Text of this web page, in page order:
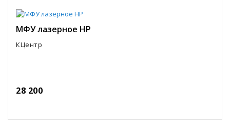
МФУ лазерное HP
КЦентр
28 200